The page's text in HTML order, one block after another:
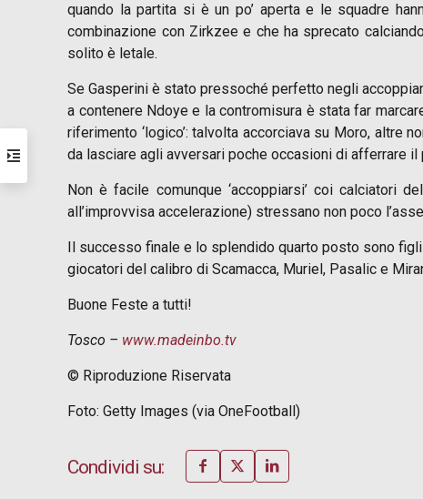
quando la partita si è un po’ aperta e le squadre
combinazione con Zirkzee e che ha sprecato
solito è letale.
Se Gasperini è stato pressoché perfetto negli
a contenere Ndoye e la contromisura è stata far
riferimento ‘logico’: talvolta accorciava su Moro, altre
da lasciare agli avversari poche occasioni di afferrare il
Non è facile comunque ‘accoppiarsi’ coi calciatori
all’improvvisa accelerazione) stressano non poco
Il successo finale e lo splendido quarto posto sono
giocatori del calibro di Scamacca, Muriel, Pasalic e
Buone Feste a tutti!
Tosco – www.madeinbo.tv
© Riproduzione Riservata
Foto: Getty Images (via OneFootball)
Condividi su: